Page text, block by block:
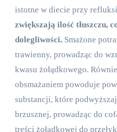
istotne w diecie przy
zwiększają ilość tłuszczu,
dolegliwości.Smażone
trawienny, prowadząc do
kwasu żołądkowego.
obsmażaniem powoduje
substancji, które
brzusznej, prowadząc do
treści żołądkowej do